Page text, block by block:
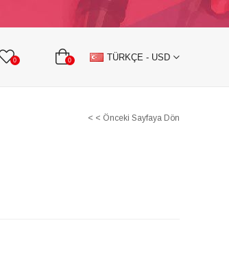
0 0 TÜRKÇE - USD
TAŞLI TEKSTİL AKSESUARLARI
< < Önceki Sayfaya Dön